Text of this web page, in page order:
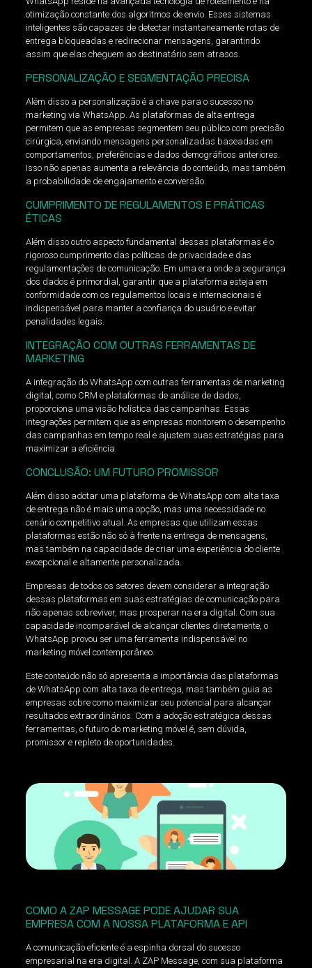
otimização constante dos algoritmos de envio. Esses sistemas
inteligentes são capazes de detectar instantaneamente rotas de
entrega bloqueadas e redirecionar mensagens, garantindo
assim que elas cheguem ao destinatário sem atrasos.
PERSONALIZAÇÃO E SEGMENTAÇÃO PRECISA
Além disso a personalização é a chave para o sucesso no
marketing via WhatsApp. As plataformas de alta entrega
permitem que as empresas segmentem seu público com precisão
cirúrgica, enviando mensagens personalizadas baseadas em
comportamentos, preferências e dados demográficos anteriores.
Isso não apenas aumenta a relevância do conteúdo, mas também
a probabilidade de engajamento e conversão.
CUMPRIMENTO DE REGULAMENTOS E PRÁTICAS
ÉTICAS
Além disso outro aspecto fundamental dessas plataformas é o
rigoroso cumprimento das políticas de privacidade e das
regulamentações de comunicação. Em uma era onde a segurança
dos dados é primordial, garantir que a plataforma esteja em
conformidade com os regulamentos locais e internacionais é
indispensável para manter a confiança do usuário e evitar
penalidades legais.
INTEGRAÇÃO COM OUTRAS FERRAMENTAS DE
MARKETING
A integração do WhatsApp com outras ferramentas de marketing
digital, como CRM e plataformas de análise de dados,
proporciona uma visão holística das campanhas. Essas
integrações permitem que as empresas monitorem o desempenho
das campanhas em tempo real e ajustem suas estratégias para
maximizar a eficiência.
CONCLUSÃO: UM FUTURO PROMISSOR
Além disso adotar uma plataforma de WhatsApp com alta taxa
de entrega não é mais uma opção, mas uma necessidade no
cenário competitivo atual. As empresas que utilizam essas
plataformas estão não só à frente na entrega de mensagens,
mas também na capacidade de criar uma experiência do cliente
excepcional e altamente personalizada.
Empresas de todos os setores devem considerar a integração
dessas plataformas em suas estratégias de comunicação para
não apenas sobreviver, mas prosperar na era digital. Com sua
capacidade incomparável de alcançar clientes diretamente, o
WhatsApp provou ser uma ferramenta indispensável no
marketing móvel contemporâneo.
Este conteúdo não só apresenta a importância das plataformas
de WhatsApp com alta taxa de entrega, mas também guia as
empresas sobre como maximizar seu potencial para alcançar
resultados extraordinários. Com a adoção estratégica dessas
ferramentas, o futuro do marketing móvel é, sem dúvida,
promissor e repleto de oportunidades.
COMO A ZAP MESSAGE PODE AJUDAR SUA
EMPRESA COM A NOSSA PLATAFORMA E API
A comunicação eficiente é a espinha dorsal do sucesso
empresarial na era digital. A ZAP Message, com sua plataforma